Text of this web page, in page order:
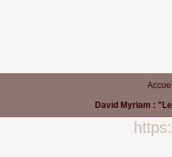
David Myriam :